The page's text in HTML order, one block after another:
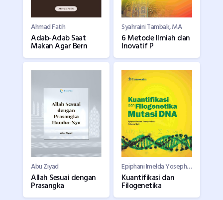
Ahmad Fatih
Adab-Adab Saat
Makan Agar Bern
Syahraini Tambak, MA
6 Metode Ilmiah dan
Inovatif P
Abu Ziyad
Allah Sesuai dengan
Prasangka
Epiphani Imelda Yosephin Palit, S.Si., M.Si.
Kuantifikasi dan
Filogenetika